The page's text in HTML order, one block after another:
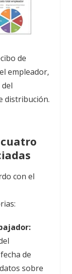
de
empleador,
distribución.
con el
de
sobre